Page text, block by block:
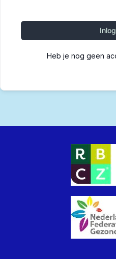
Heb je nog geen